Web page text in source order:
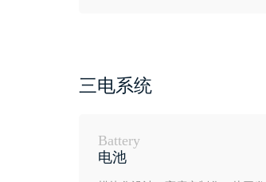
三电系统
Battery
电池